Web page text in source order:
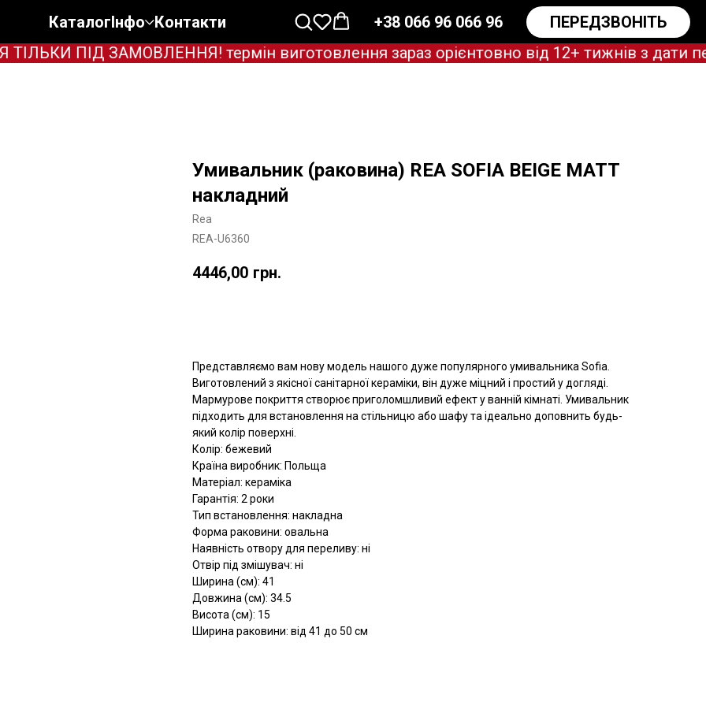
КаталогІнфо Контакти +38 066 96 066 96
ПЕРЕДЗВОНІТЬ
ПІД ЗАМОВЛЕННЯ! термін виготовлення зараз орієнтовно від 12+ тижнів з дати
Умивальник (раковина) REA SOFIA BEIGE MATT
накладний
Rea
REA-U6360
4446,00 грн.
Представляємо вам нову модель нашого дуже популярного умивальника Sofia.
Виготовлений з якісної санітарної кераміки, він дуже міцний і простий у догляді.
Мармурове покриття створює приголомшливий ефект у ванній кімнаті. Умивальник
підходить для встановлення на стільницю або шафу та ідеально доповнить будь-
який колір поверхні.
Колір: бежевий
Країна виробник: Польща
Матеріал: кераміка
Гарантія: 2 роки
Тип встановлення: накладна
Форма раковини: овальна
Наявність отвору для переливу: ні
Отвір під змішувач: ні
Ширина (см): 41
Довжина (см): 34.5
Висота (см): 15
Ширина раковини: від 41 до 50 см